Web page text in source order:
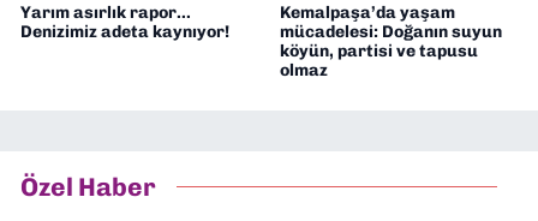
Yarım asırlık rapor...
Denizimiz adeta kaynıyor!
Kemalpaşa’da yaşam
mücadelesi: Doğanın suyun
köyün, partisi ve tapusu
olmaz
Özel Haber